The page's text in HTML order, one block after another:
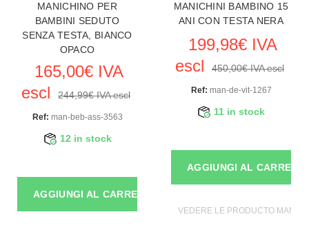
MANICHINO PER
BAMBINI SEDUTO
SENZA TESTA, BIANCO
OPACO
165,00€ IVA
escl
244,99€ IVA escl
Ref: man-beb-ass-3563
12 in stock
AGGIUNGI AL CARRELLO
MANICHINI BAMBINO 15
ANI CON TESTA NERA
199,98€ IVA
escl
450,00€ IVA escl
Ref: man-de-vit-1267
11 in stock
AGGIUNGI AL
VEDERE LE PRODUCTO